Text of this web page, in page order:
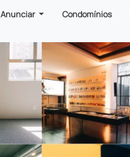
Anunciar Condomínios